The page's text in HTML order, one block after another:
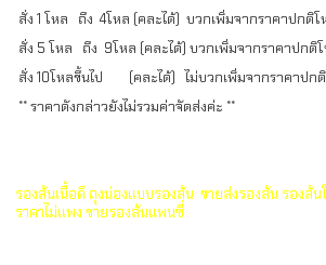
สั่ง1 โหล ถึง4โหล (คละได้)บวกเพิ่มจากราคาปกติโ
สั่ง 5โหล ถึง 9โหล (คละได้)บวกเพิ่มจากราคาปกติ
สั่ง10โหลขึ้นไป (คละได้)ไม่บวกเพิ่มจากราคาปก
**ราคาดังกล่าวยังไม่รวมค่าจัดส่งค่ะ **
รองส้นเนื้อดี ถุงน่องแบบรองส้น ขายส่งรองส้น รองส้น
ราคาไม่แพง ขายรองส้นแพนซี่